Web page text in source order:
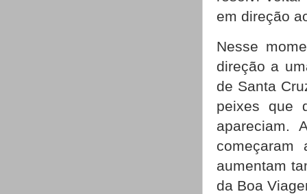
em direção
Nesse
direção a
de Santa
peixes que
apareciam.
aumentam
da Boa